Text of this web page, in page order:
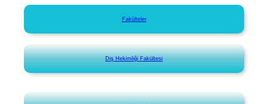
Fakülteler
Diş Hekimliği Fakültesi